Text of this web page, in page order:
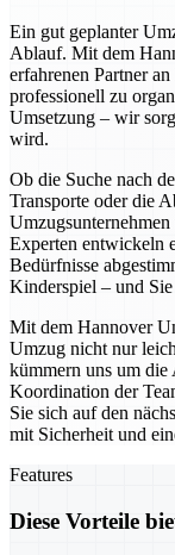
Ein gut geplanter
Ablauf. Mit dem
erfahrenen Partner
professionell zu
Umsetzung – wir
wird.
Ob die Suche nach
Transporte oder die
Experten entwickeln
Bedürfnisse
Kinderspiel – und
Mit dem Hannover
Umzug nicht nur
kümmern uns um
Koordination der
Sie sich auf den
mit Sicherheit und
Features
Diese Vorteile